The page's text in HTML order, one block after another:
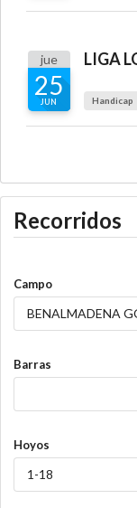
jue
25
JUN
LIGA
Handicap
Recorridos
Campo
BENALMADENA
Barras
Hoyos
1-18